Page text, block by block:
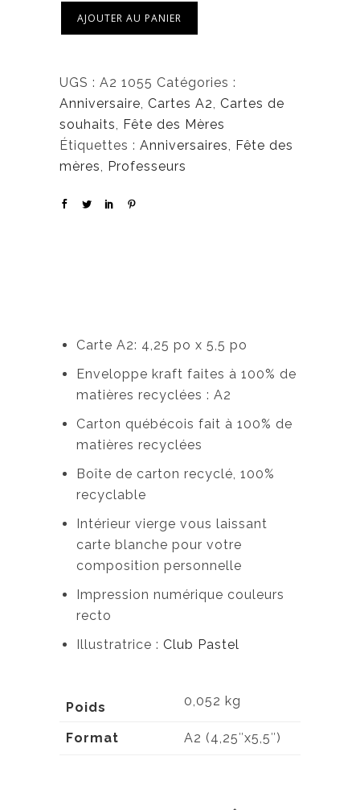
AJOUTER AU PANIER
UGS : A2 1055 Catégories :
Anniversaire, Cartes A2, Cartes de
souhaits, Fête des Mères
Étiquettes : Anniversaires, Fête des
mères, Professeurs
Carte A2: 4,25 po x 5,5 po
Enveloppe kraft faites à 100% de
matières recyclées : A2
Carton québécois fait à 100% de
matières recyclées
Boîte de carton recyclé, 100%
recyclable
Intérieur vierge vous laissant
carte blanche pour votre
composition personnelle
Impression numérique couleurs
recto
Illustratrice : Club Pastel
Poids 0,052 kg
Format A2 (4,25″x5,5″)